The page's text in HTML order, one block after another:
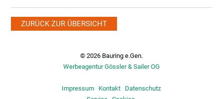
ZURÜCK ZUR ÜBERSICHT
© 2026 Bauring e.Gen.
Werbeagentur Gössler & Sailer OG
Impressum Kontakt
Datenschutz